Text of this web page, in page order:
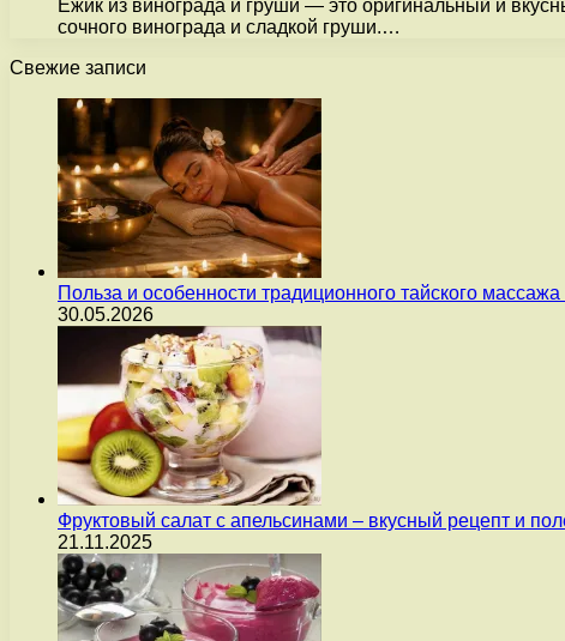
Ежик из винограда и груши — это оригинальный и
сочного винограда и сладкой груши.…
Свежие записи
Польза и особенности традиционного тайского
30.05.2026
Фруктовый салат с апельсинами – вкусный рецепт и
21.11.2025